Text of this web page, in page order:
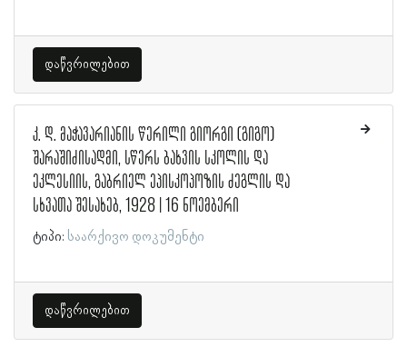
დაწვრილებით
კ. დ. მაჭავარიანის წერილი გიორგი (გიგო)
შარაშიძისადმი, სწერს ბახვის სკოლის და
ეკლესიის, გაბრიელ ეპისკოპოზის ძეგლის და
სხვათა შესახებ, 1928 | 16 ნოემბერი
ტიპი: საარქივო დოკუმენტი
დაწვრილებით